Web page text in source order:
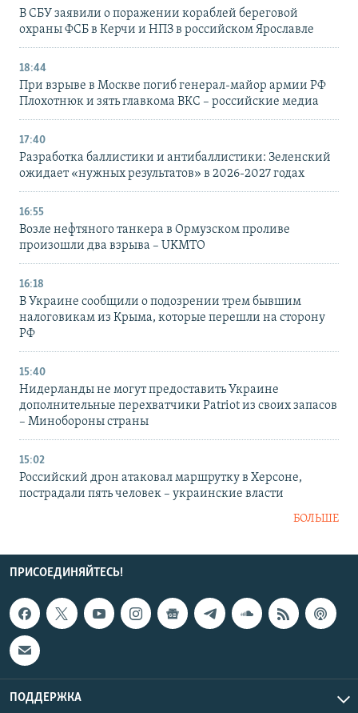
В СБУ заявили о поражении кораблей береговой
охраны ФСБ в Керчи и НПЗ в российском Ярославле
18:44
При взрыве в Москве погиб генерал-майор армии РФ
Плохотнюк и зять главкома ВКС – российские медиа
17:40
Разработка баллистики и антибаллистики: Зеленский
ожидает «нужных результатов» в 2026-2027 годах
16:55
Возле нефтяного танкера в Ормузском проливе
произошли два взрыва – UKMTO
16:18
В Украине сообщили о подозрении трем бывшим
налоговикам из Крыма, которые перешли на сторону
РФ
15:40
Нидерланды не могут предоставить Украине
дополнительные перехватчики Patriot из своих запасов
– Минобороны страны
15:02
Российский дрон атаковал маршрутку в Херсоне,
пострадали пять человек – украинские власти
БОЛЬШЕ
ПРИСОЕДИНЯЙТЕСЬ!
ПОДДЕРЖКА